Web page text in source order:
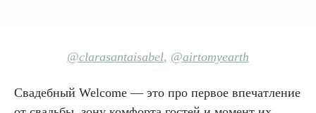
@clarasantaisabel, @airtomyearth
Свадебный Welcome — это про первое впечатление